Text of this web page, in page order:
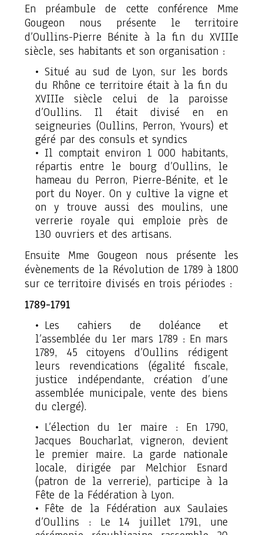
En préambule de cette conférence Mme
Gougeon nous présente le territoire
d’Oullins-Pierre Bénite à la fin du XVIIIe
siècle, ses habitants et son organisation :
Situé au sud de Lyon, sur les bords
du Rhône ce territoire était à la fin du
XVIIIe siècle celui de la paroisse
d’Oullins. Il était divisé en en
seigneuries (Oullins, Perron, Yvours) et
géré par des consuls et syndics
Il comptait environ 1 000 habitants,
répartis entre le bourg d’Oullins, le
hameau du Perron, Pierre-Bénite, et le
port du Noyer. On y cultive la vigne et
on y trouve aussi des moulins, une
verrerie royale qui emploie près de
130 ouvriers et des artisans.
Ensuite Mme Gougeon nous présente les
évènements de la Révolution de 1789 à 1800
sur ce territoire divisés en trois périodes :
1789-1791
Les cahiers de doléance et
l’assemblée du 1er mars 1789 : En mars
1789, 45 citoyens d’Oullins rédigent
leurs revendications (égalité fiscale,
justice indépendante, création d’une
assemblée municipale, vente des biens
du clergé).
L’élection du 1er maire : En 1790,
Jacques Boucharlat, vigneron, devient
le premier maire. La garde nationale
locale, dirigée par Melchior Esnard
(patron de la verrerie), participe à la
Fête de la Fédération à Lyon.
Fête de la Fédération aux Saulaies
d’Oullins : Le 14 juillet 1791, une